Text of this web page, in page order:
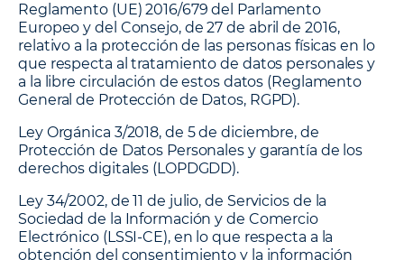
Reglamento (UE) 2016/679 del Parlamento
Europeo y del Consejo, de 27 de abril de 2016,
relativo a la protección de las personas físicas en lo
que respecta al tratamiento de datos personales y
a la libre circulación de estos datos (Reglamento
General de Protección de Datos, RGPD).
Ley Orgánica 3/2018, de 5 de diciembre, de
Protección de Datos Personales y garantía de los
derechos digitales (LOPDGDD).
Ley 34/2002, de 11 de julio, de Servicios de la
Sociedad de la Información y de Comercio
Electrónico (LSSI-CE), en lo que respecta a la
obtención del consentimiento y la información